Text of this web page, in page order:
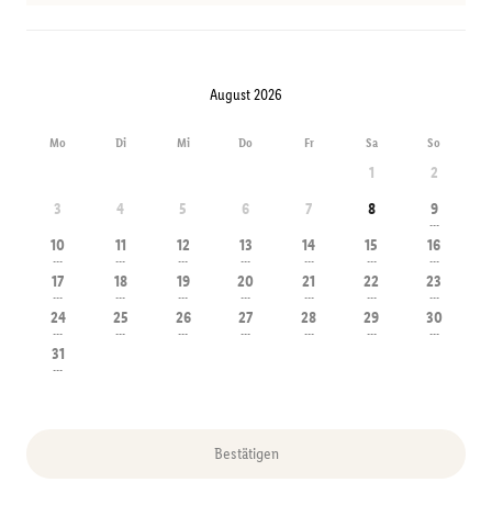
August 2026
Mo Di Mi Do Fr Sa So
1
2
3
4 5 6 7 8 9
---
10
---
11
---
12
---
13
---
14
---
15
---
16
---
17
---
18
---
19
---
20
---
21
---
22
---
23
---
24
---
25
---
26
---
27
---
28
---
29
---
30
---
31
---
Bestätigen